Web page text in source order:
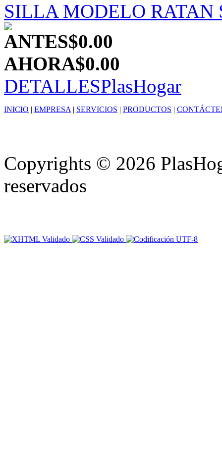
SILLA MODELO RATAN
ANTES$0.00
AHORA$0.00
DETALLESPlasHogar
INICIO | EMPRESA | SERVICIOS | PRODUCTOS |
Copyrights © 2026
reservados